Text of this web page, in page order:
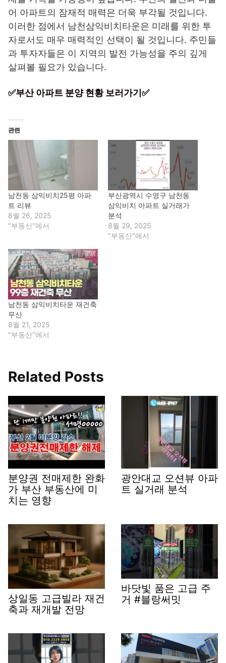
어 아파트의 잠재적 매력은 더욱 부각될 것입니다.
이러한 점에서 남천삼익비치타운은 미래를 위한 투
자로서도 매우 매력적인 선택이 될 것입니다. 주민들
과 투자자들은 이 지역의 발전 가능성을 주의 깊게
살펴볼 필요가 있습니다.
✅부산 아파트 분양 현황 보러가기✅
관련
남천동 삼익비치25평 아파
트 리뷰
8월 26, 2025
"부동산"에서
부산광역시 수영구 남천동
삼익비치 아파트 실거래가
분석
8월 29, 2025
"부동산"에서
남천동 삼익비치타운 재건축
무산
8월 21, 2025
"부동산"에서
Related Posts
분양권 전매제한 완화
가 부산 부동산에 미
치는 영향
광안대교 오션뷰 아파
트 실거래 분석
상일동 고급빌라 재건
축과 재개발 전망
바닷빛 품은 고급 주
거 #블랑써밋